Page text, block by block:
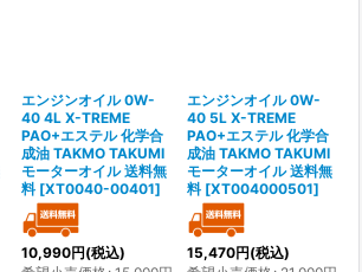
エンジンオイル 0W-
40 4L X-TREME
PAO+エステル 化学合
成油 TAKMO TAKUMI
モーターオイル 送料無
料 [XT0040-00401]
10,990円(税込)
エンジンオイル 0W-
40 5L X-TREME
PAO+エステル 化学合
成油 TAKMO TAKUMI
モーターオイル 送料無
料 [XT004000501]
15,470円(税込)